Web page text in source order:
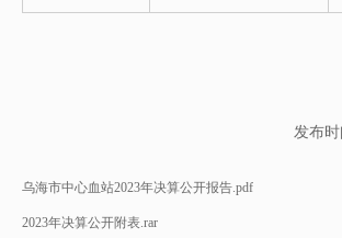
发布时
乌海市中心血站2023年决算公开报告.pdf
2023年决算公开附表.rar